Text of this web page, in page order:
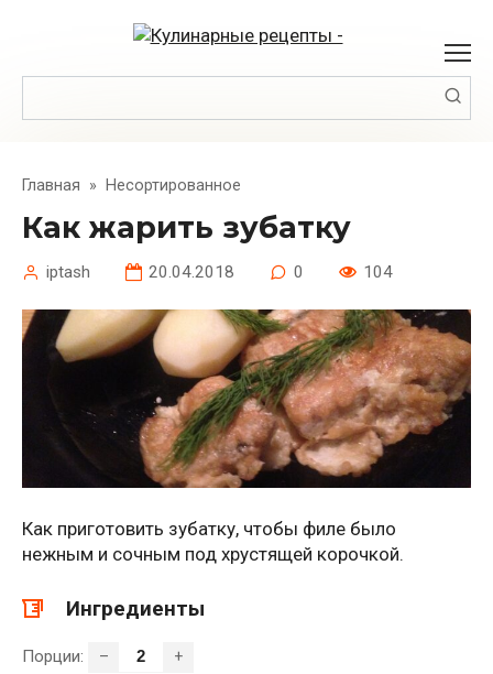
Главная » Несортированное
Как жарить зубатку
iptash 20.04.2018 0 104
Как приготовить зубатку, чтобы филе было
нежным и сочным под хрустящей корочкой.
Ингредиенты
Порции: – +